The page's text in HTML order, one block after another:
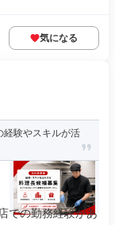
気になる
経験やスキルが活
での勤務経験があ